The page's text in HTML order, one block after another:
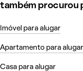
também procurou
Imóvel para alugar
Apartamento para alugar
Casa para alugar